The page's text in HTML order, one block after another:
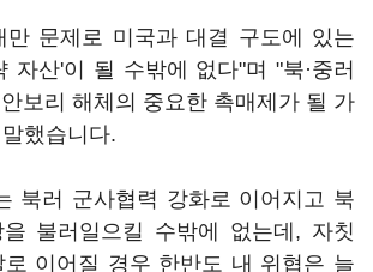
만 문제로 미국과 대결 구도에 있는
자산'이 될 수밖에 없다"며 "북·중러
보리 해체의 중요한 촉매제가 될 가
했습니다.
북러 군사협력 강화로 이어지고 북
불러일으킬 수밖에 없는데, 자칫
로 이어질 경우 한반도 내 위협은 늘